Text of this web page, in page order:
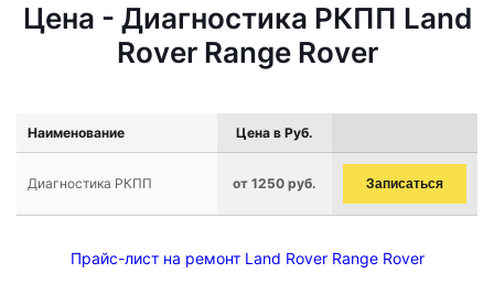
Цена - Диагностика РКПП Land
Rover Range Rover
Наименование Цена в Руб.
Диагностика РКПП от 1250 руб. Записаться
Прайс-лист на ремонт Land Rover Range Rover